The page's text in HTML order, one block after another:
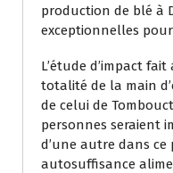
production de blé à
exceptionnelles
L’étude d’impact
totalité de la main
de celui de
personnes seraient
d’une autre dans
autosuffisance